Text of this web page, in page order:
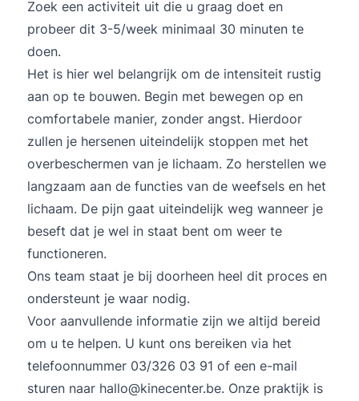
Zoek een activiteit uit die u graag doet en
probeer dit 3-5/week minimaal 30 minuten te
doen.
Het is hier wel belangrijk om de intensiteit rustig
aan op te bouwen. Begin met bewegen op en
comfortabele manier, zonder angst. Hierdoor
zullen je hersenen uiteindelijk stoppen met het
overbeschermen van je lichaam. Zo herstellen we
langzaam aan de functies van de weefsels en het
lichaam. De pijn gaat uiteindelijk weg wanneer je
beseft dat je wel in staat bent om weer te
functioneren.
Ons team staat je bij doorheen heel dit proces en
ondersteunt je waar nodig.
Voor aanvullende informatie zijn we altijd bereid
om u te helpen. U kunt ons bereiken via het
telefoonnummer 03/326 03 91 of een e-mail
sturen naar hallo@kinecenter.be. Onze praktijk is